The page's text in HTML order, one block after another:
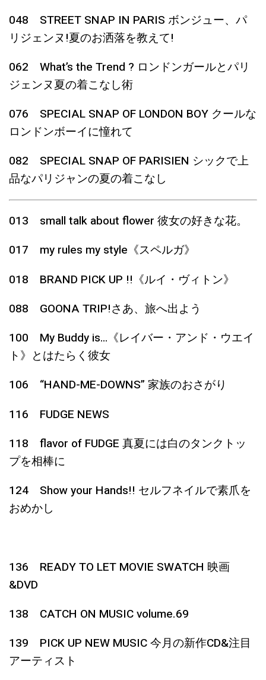
048 STREET SNAP IN PARIS ボンジュー、パ
リジェンヌ!夏のお洒落を教えて!
062 What’s the Trend ? ロンドンガールとパリ
ジェンヌ夏の着こなし術
076 SPECIAL SNAP OF LONDON BOY クールな
ロンドンボーイに憧れて
082 SPECIAL SNAP OF PARISIEN シックで上
品なパリジャンの夏の着こなし
013 small talk about flower 彼女の好きな花。
017 my rules my style《スペルガ》
018 BRAND PICK UP !!《ルイ・ヴィトン》
088 GOONA TRIP!さあ、旅へ出よう
100 My Buddy is…《レイバー・アンド・ウエイ
ト》とはたらく彼女
106 “HAND-ME-DOWNS” 家族のおさがり
116 FUDGE NEWS
118 flavor of FUDGE 真夏には白のタンクトッ
プを相棒に
124 Show your Hands!! セルフネイルで素爪を
おめかし
136 READY TO LET MOVIE SWATCH 映画
&DVD
138 CATCH ON MUSIC volume.69
139 PICK UP NEW MUSIC 今月の新作CD&注目
アーティスト